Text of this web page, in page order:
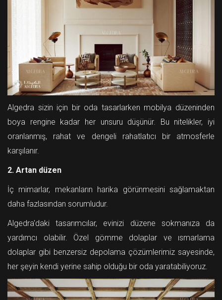
Algedra sizin için bir oda tasarlarken mobilya düzeninden
boya rengine kadar her unsuru düşünür. Bu nitelikler, iyi
oranlanmış, rahat ve dengeli rahatlatıcı bir atmosferle
karşılanır.
2. Artan düzen
İç mimarlar, mekanların harika görünmesini sağlamaktan
daha fazlasından sorumludur.
Algedra'daki tasarımcılar, evinizi düzene sokmanıza da
yardımcı olabilir. Özel gömme dolaplar ve ısmarlama
dolaplar gibi benzersiz depolama çözümlerimiz sayesinde,
her şeyin kendi yerine sahip olduğu bir oda yaratabiliyoruz.